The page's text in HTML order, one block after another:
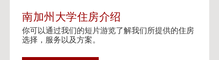
A
P
V
i
d
e
南加州大学住房介绍
你可以通过我们的短片游览了解我们所提供的住房
选择，服务以及方案。